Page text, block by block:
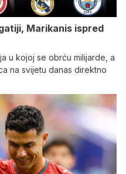
Marikanis ispred
u kojoj se obrću milijarde, a
na svijetu danas direktno